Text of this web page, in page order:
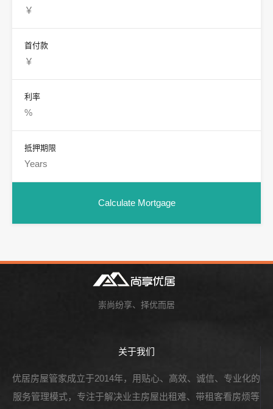
首付款
利率
抵押期限
崇尚纷享、择优而居
关于我们
优居房屋管家成立于2014年，用贴心、高效、诚信、专业化的
服务管理模式，专注于解决业主房屋出租难、带租客看房烦等